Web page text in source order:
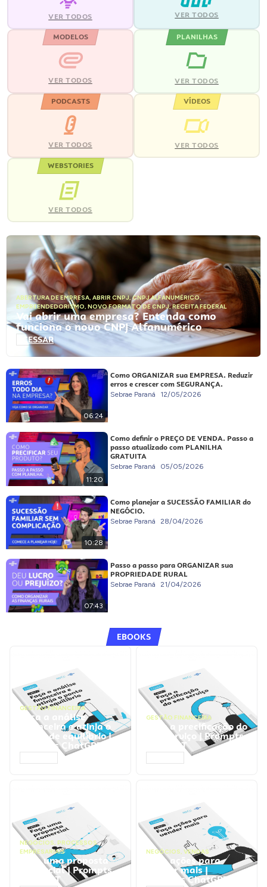
VER TODOS VER TODOS
MODELOS
VER TODOS
PLANILHAS
VER TODOS
PODCASTS
VER TODOS
VÍDEOS
VER TODOS
WEBSTORIES
VER TODOS
ABERTURA DE EMPRESA, ABRIR CNPJ,CNPJ ALFANUMÉRICO,
EMPREENDEDORISMO, NOVO FORMATO DE CNPJ,RECEITA FEDERAL
Vai abrir uma empresa? Entenda como
funciona o novo CNPJ Alfanumérico
ACESSAR
06:24
Como ORGANIZAR sua EMPRESA. Reduzir
erros e crescer com SEGURANÇA.
Sebrae Paraná 12/05/2026
11:20
Como definir o PREÇO DE VENDA. Passo a
passo atualizado com PLANILHA
GRATUITA
Sebrae Paraná 05/05/2026
10:28
Como planejar a SUCESSÃO FAMILIAR do
NEGÓCIO.
Sebrae Paraná 28/04/2026
07:43
Passo a passo para ORGANIZAR sua
PROPRIEDADE RURAL
Sebrae Paraná 21/04/2026
EBOOKS
GESTÃO FINANCEIRA
Faça a análise
financeira e atinja o
ponto de equilíbrio |
Prompts ChatGPT
GESTÃO FINANCEIRA
Faça a precificação do
seu serviço | Prompts
ChatGPT
NEGÓCIOS, PROCESSOS
EMPRESARIAIS
Faça uma proposta
comercial | Prompts
ChatGPT
NEGÓCIOS, VENDAS
Faça ações para
vender mais |
Prompts ChatGPT